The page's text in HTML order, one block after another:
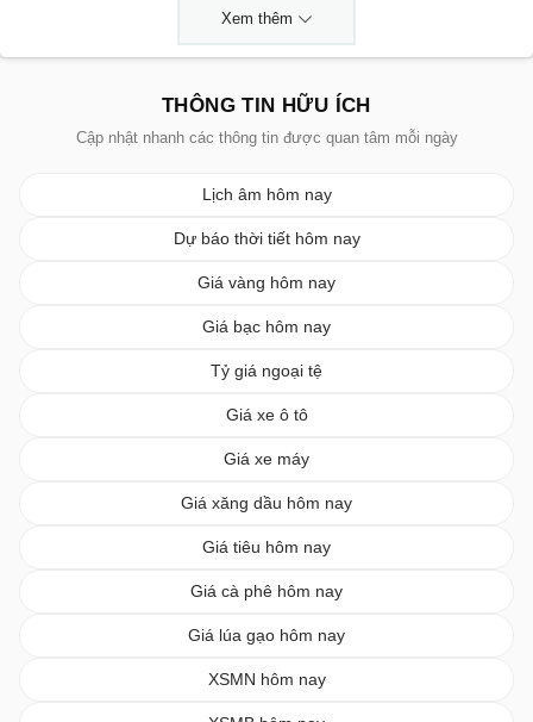
Xem thêm
THÔNG TIN HỮU ÍCH
Cập nhật nhanh các thông tin được quan tâm mỗi ngày
Lịch âm hôm nay
Dự báo thời tiết hôm nay
Giá vàng hôm nay
Giá bạc hôm nay
Tỷ giá ngoại tệ
Giá xe ô tô
Giá xe máy
Giá xăng dầu hôm nay
Giá tiêu hôm nay
Giá cà phê hôm nay
Giá lúa gạo hôm nay
XSMN hôm nay